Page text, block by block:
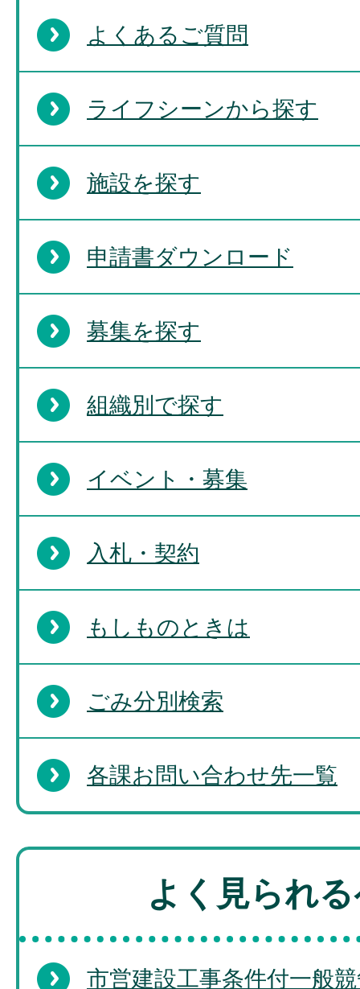
よくあるご質問
ライフシーンから探す
施設を探す
申請書ダウンロード
募集を探す
組織別で探す
イベント・募集
入札・契約
もしものときは
ごみ分別検索
各課お問い合わせ先一覧
よく見られ
市営建設工事条件付一般